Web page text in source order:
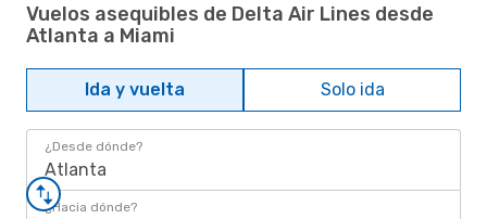
Vuelos asequibles de Delta Air Lines desde
Atlanta a Miami
Ida y vuelta Solo ida
¿Desde dónde?
Atlanta
¿Hacia dónde?